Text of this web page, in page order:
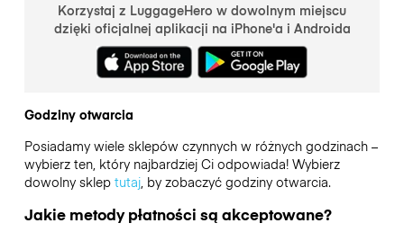
Korzystaj z LuggageHero w dowolnym miejscu
dzięki oficjalnej aplikacji na iPhone'a i Androida
Godziny otwarcia
Posiadamy wiele sklepów czynnych w różnych godzinach –
wybierz ten, który najbardziej Ci odpowiada! Wybierz
dowolny sklep tutaj, by zobaczyć godziny otwarcia.
Jakie metody płatności są akceptowane?